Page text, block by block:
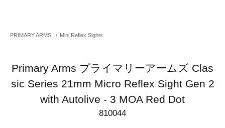
PRIMARY ARMS / Mini Reflex Sights
Primary Arms プライマリーアームズ Clas
sic Series 21mm Micro Reflex Sight Gen 2
with Autolive - 3 MOA Red Dot
810044